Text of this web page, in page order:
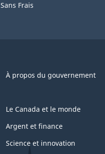
Sans Frais
À propos du gouvernement
Le Canada et le monde
Argent et finance
Science et innovation